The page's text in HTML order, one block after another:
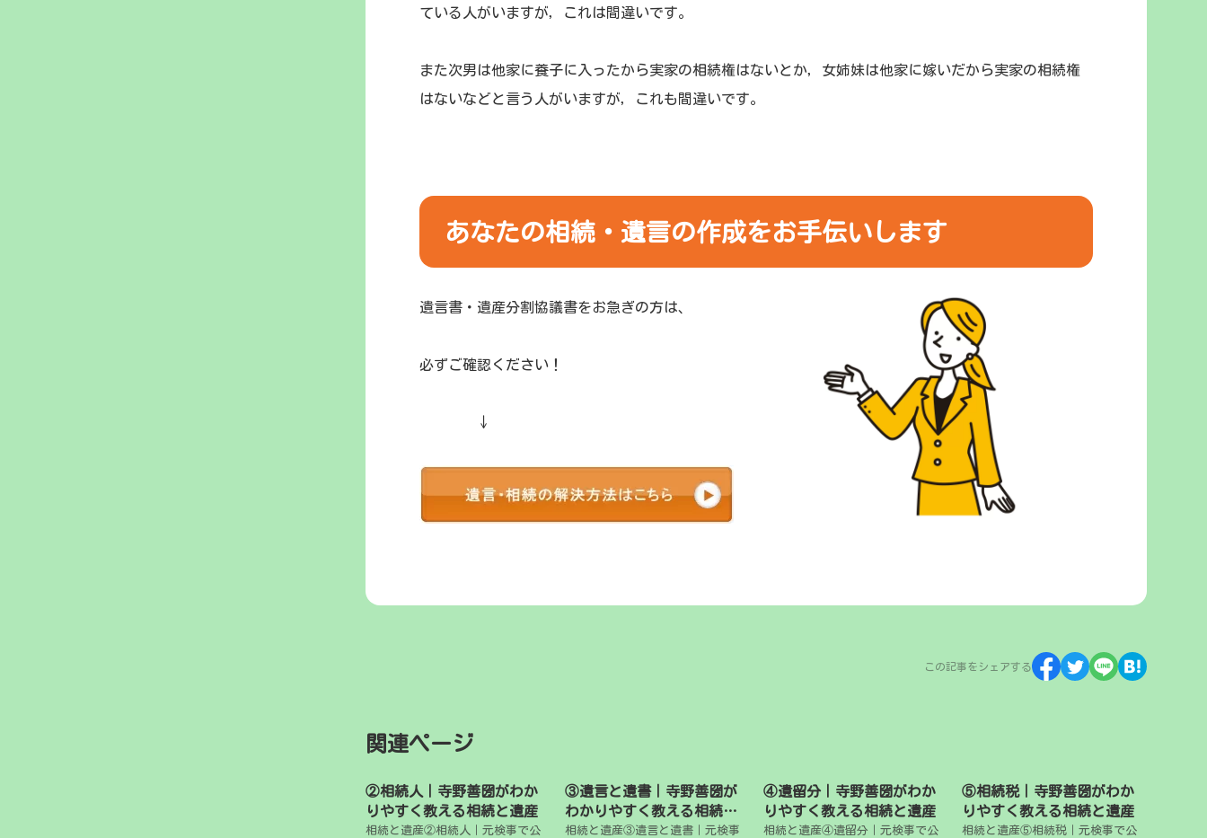
ている人がいますが，これは間違いです。
また次男は他家に養子に入ったから実家の相続権はないとか，女姉妹は他家に嫁いだから実家の相続権
はないなどと言う人がいますが，これも間違いです。
あなたの相続・遺言の作成をお手伝いします
遺言書・遺産分割協議書をお急ぎの方は、
必ずご確認ください！
↓
この記事をシェアする
関連ページ
②相続人｜寺野善圀がわか
りやすく教える相続と遺産
相続と遺産②相続人｜元検事で公
③遺言と遺書｜寺野善圀が
わかりやすく教える相続と
遺産
相続と遺産③遺言と遺書｜元検事
④遺留分｜寺野善圀がわか
りやすく教える相続と遺産
相続と遺産④遺留分｜元検事で公
⑤相続税｜寺野善圀がわか
りやすく教える相続と遺産
相続と遺産⑤相続税｜元検事で公